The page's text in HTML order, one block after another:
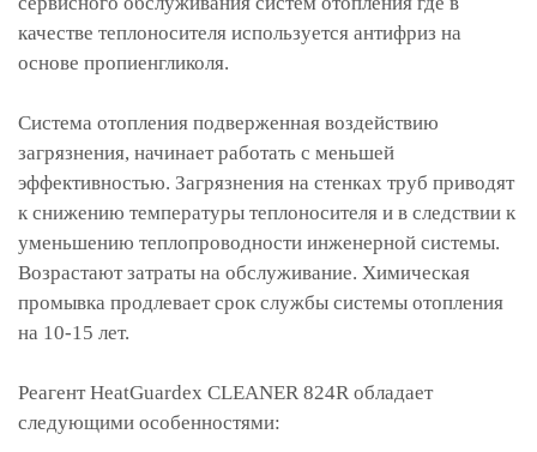
качестве теплоносителя используется антифриз на
основе пропиенгликоля.
Система отопления подверженная воздействию
загрязнения, начинает работать с меньшей
эффективностью. Загрязнения на стенках труб приводят
к снижению температуры теплоносителя и в следствии к
уменьшению теплопроводности инженерной системы.
Возрастают затраты на обслуживание. Химическая
промывка продлевает срок службы системы отопления
на 10-15 лет.
Реагент HeatGuardex CLEANER 824R обладает
следующими особенностями: